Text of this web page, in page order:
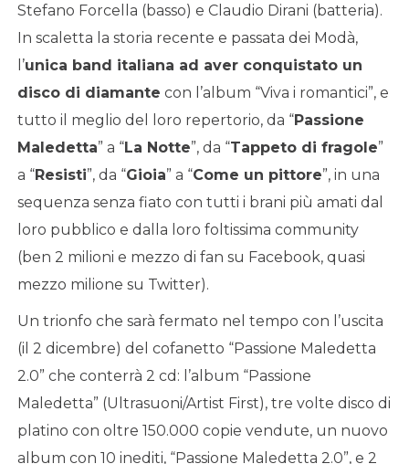
Stefano Forcella (basso) e Claudio Dirani (batteria).
In scaletta la storia recente e passata dei Modà,
l’unica band italiana ad aver conquistato un
disco di diamante con l’album “Viva i romantici”, e
tutto il meglio del loro repertorio, da “Passione
Maledetta” a “La Notte”, da “Tappeto di fragole”
a “Resisti”, da “Gioia” a “Come un pittore”, in una
sequenza senza fiato con tutti i brani più amati dal
loro pubblico e dalla loro foltissima community
(ben 2 milioni e mezzo di fan su Facebook, quasi
mezzo milione su Twitter).
Un trionfo che sarà fermato nel tempo con l’uscita
(il 2 dicembre) del cofanetto “Passione Maledetta
2.0” che conterrà 2 cd: l’album “Passione
Maledetta” (Ultrasuoni/Artist First), tre volte disco di
platino con oltre 150.000 copie vendute, un nuovo
album con 10 inediti, “Passione Maledetta 2.0”, e 2